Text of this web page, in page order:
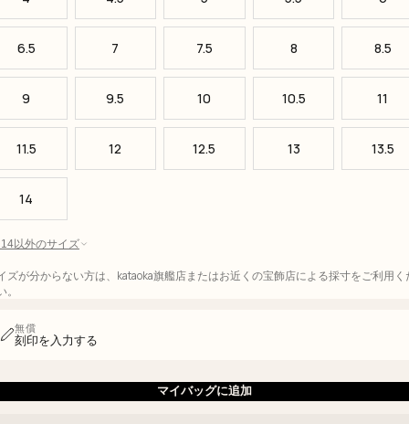
6.5 7 7.5 8 8.5
9 9.5 10 10.5 11
11.5 12 12.5 13 13.5
14
以外のサイズ
ズが分からない方は、kataoka旗艦店またはお近くの宝飾店による採寸をご利用く
。
無償
刻印を入力する
マイバッグに追加